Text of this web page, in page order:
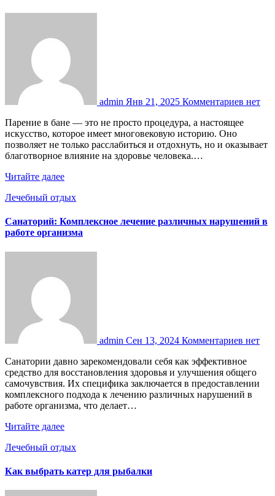
admin Янв 21, 2025 Комментариев нет
Парение в бане — это не просто процедура, а настоящее
искусство, которое имеет многовековую историю. Оно
позволяет не только расслабиться и отдохнуть, но и оказывает
благотворное влияние на здоровье человека.…
Читайте далее
Лечебный отдых
Санаторий: Комплексное лечение различных нарушений в
работе организма
admin Сен 13, 2024 Комментариев нет
Санатории давно зарекомендовали себя как эффективное
средство для восстановления здоровья и улучшения общего
самочувствия. Их специфика заключается в предоставлении
комплексного подхода к лечению различных нарушений в
работе организма, что делает…
Читайте далее
Лечебный отдых
Как выбрать катер для рыбалки